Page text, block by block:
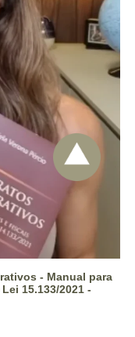
- Manual para
15.133/2021 -